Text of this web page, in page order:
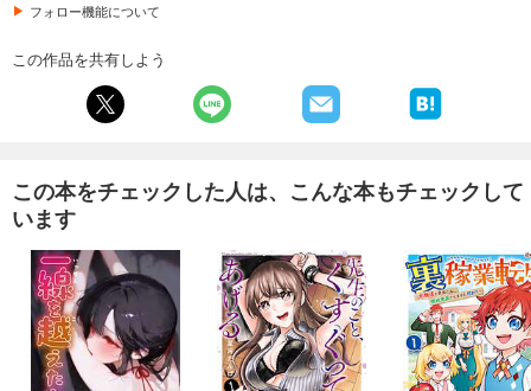
フォロー機能について
この作品を共有しよう
この本をチェックした人は、こんな本もチェックして
います